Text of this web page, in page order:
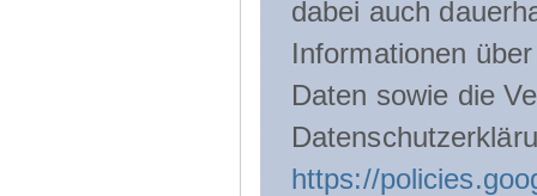
dabei auch
Informationen
Daten sowie die
https://